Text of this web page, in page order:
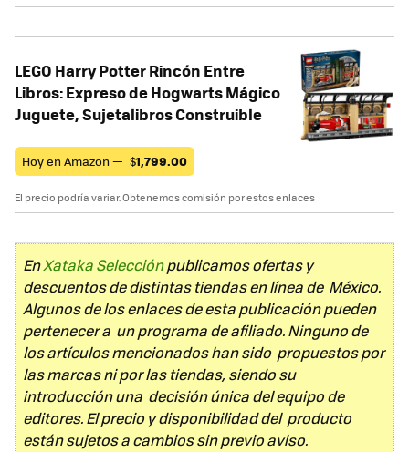
LEGO Harry Potter Rincón Entre
Libros: Expreso de Hogwarts Mágico
Juguete, Sujetalibros Construible
Hoy en Amazon — $1,799.00
El precio podría variar. Obtenemos comisión por estos enlaces
EnXataka Selecciónpublicamos ofertas y
descuentos de distintas tiendas en línea de México.
Algunos de los enlaces de esta publicación pueden
pertenecer a un programa de afiliado. Ninguno de
los artículos mencionados han sido propuestos por
las marcas ni por las tiendas, siendo su
introducción una decisión única del equipo de
editores. El precio y disponibilidad del producto
están sujetos a cambios sin previo aviso.